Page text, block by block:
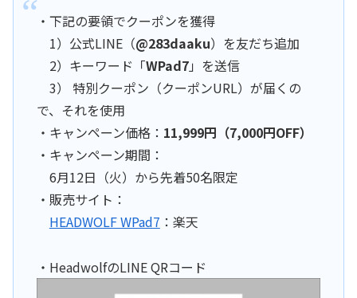
・下記の要領でクーポンを獲得
1）公式LINE（@283daaku）を友だち追加
2）キーワード「WPad7」を送信
3） 特別クーポン（クーポンURL）が届くの
で、それを使用
・キャンペーン価格： 11,999円（7,000円OFF）
・キャンペーン期間：
6月12日（火）から先着50名限定
・販売サイト：
HEADWOLF WPad7 ：楽天
・HeadwolfのLINE QRコード